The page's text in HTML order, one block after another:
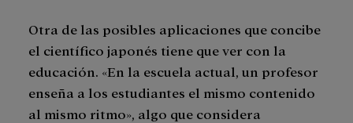
Otra de las posibles aplicaciones que concibe
el científico japonés tiene que ver con la
educación. «En la escuela actual, un profesor
enseña a los estudiantes el mismo contenido
al mismo ritmo», algo que considera